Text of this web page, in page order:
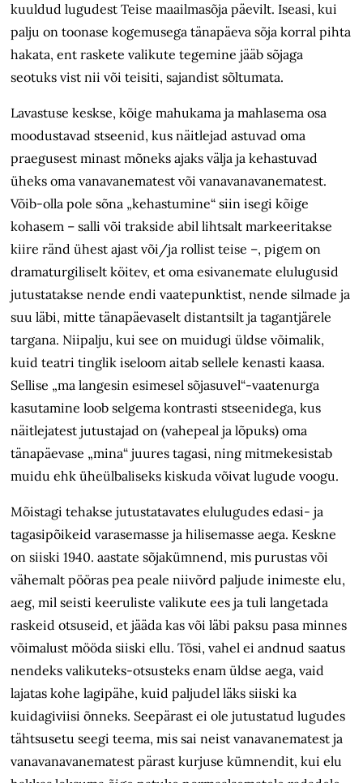
kuuldud lugudest Teise maailmasõja päevilt. Iseasi, kui
palju on toonase kogemusega tänapäeva sõja korral pihta
hakata, ent raskete valikute tegemine jääb sõjaga
seotuks vist nii või teisiti, sajandist sõltumata.
Lavastuse keskse, kõige mahukama ja mahlasema osa
moodustavad stseenid, kus näitlejad astuvad oma
praegusest minast mõneks ajaks välja ja kehastuvad
üheks oma vanavanematest võivanavanavanematest.
Võib-olla pole sõna „kehastumine“ siin isegi kõige
kohasem – salli või trakside abil lihtsalt markeeritakse
kiire ränd ühest ajast või/ja rollist teise –, pigem on
dramaturgiliselt köitev, et oma esivanemate elulugusid
jutustatakse nende endi vaatepunktist, nende silmade ja
suu läbi, mitte tänapäevaselt distantsilt ja tagantjärele
targana. Niipalju, kui see on muidugiüldse võimalik,
kuidteatri tinglik iseloom aitab sellele kenasti kaasa.
Sellise „ma langesin esimesel sõjasuvel“-vaatenurga
kasutamine loob selgema kontrasti stseenidega, kus
näitlejatest jutustajad on (vahepeal ja lõpuks) oma
tänapäevase „mina“ juures tagasi, ning mitmekesistab
muidu ehk üheülbaliseks kiskuda võivat lugude voogu.
Mõistagi tehakse jutustatavates elulugudes edasi- ja
tagasipõikeid varasemasse ja hilisemasse aega. Keskne
on siiski 1940. aastate sõjakümnend, mis purustas või
vähemalt pööras pea peale niivõrd paljude inimeste elu,
aeg, mil seisti keeruliste valikute ees ja tuli langetada
raskeid otsuseid, et jääda kas või läbi paksu pasa minnes
võimalust mööda siiski ellu. Tõsi, vahel ei andnud saatus
nendeks valikuteks-otsusteks enamüldseaega, vaid
lajatas kohe lagipähe, kuid paljudel läks siiski ka
kuidagiviisiõnneks. Seepärast ei ole jutustatud lugudes
tähtsusetu seegi teema, mis sai neist vanavanematest ja
vanavanavanematest pärast kurjuse kümnendit, kui elu